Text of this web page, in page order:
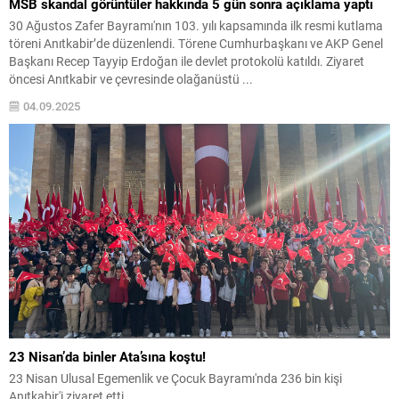
30 Ağustos Zafer Bayramı'nın 103. yılı kapsamında ilk resmi kutlama
töreni Anıtkabir’de düzenlendi. Törene Cumhurbaşkanı ve AKP Genel
Başkanı Recep Tayyip Erdoğan ile devlet protokolü katıldı. Ziyaret
öncesi Anıtkabir ve çevresinde olağanüstü ...
04.09.2025
23 Nisan’da binler Ata’sına koştu!
23 Nisan Ulusal Egemenlik ve Çocuk Bayramı'nda 236 bin kişi
Anıtkabir'i ziyaret etti.